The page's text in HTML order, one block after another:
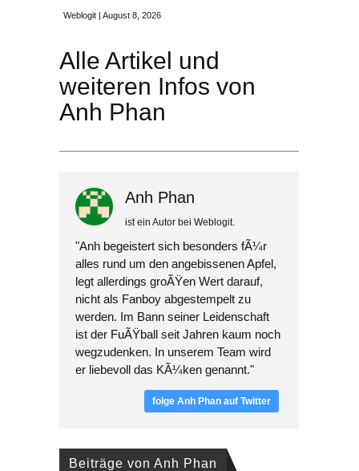
Weblogit | August 8, 2026
Alle Artikel und
weiteren Infos von
Anh Phan
Anh Phan
ist ein Autor bei Weblogit.
"Anh begeistert sich besonders fÃ¼r
alles rund um den angebissenen Apfel,
legt allerdings groÃŸen Wert darauf,
nicht als Fanboy abgestempelt zu
werden. Im Bann seiner Leidenschaft
ist der FuÃŸball seit Jahren kaum noch
wegzudenken. In unserem Team wird
er liebevoll das KÃ¼ken genannt."
folge Anh Phan auf Twitter
Beiträge von Anh Phan